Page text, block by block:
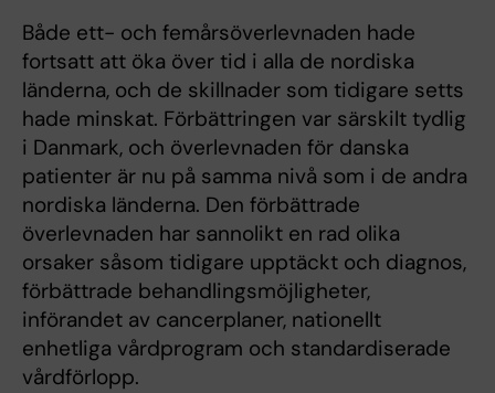
Både ett- och femårsöverlevnaden hade
fortsatt att öka över tid i alla de nordiska
länderna, och de skillnader som tidigare setts
hade minskat. Förbättringen var särskilt tydlig
i Danmark, och överlevnaden för danska
patienter är nu på samma nivå som i de andra
nordiska länderna. Den förbättrade
överlevnaden har sannolikt en rad olika
orsaker såsom tidigare upptäckt och diagnos,
förbättrade behandlingsmöjligheter,
införandet av cancerplaner, nationellt
enhetliga vårdprogram och standardiserade
vårdförlopp.